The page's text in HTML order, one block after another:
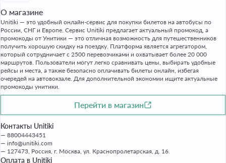
О магазине
Unitiki — это удобный онлайн-сервис для покупки билетов на автобусы по
России, СНГ и Европе. Сервис Unitiki предлагает актуальный промокод, а
промокоды от Унитики — это отличная возможность для путешественников
получить хорошую скидку на поездку. Платформа является агрегатором,
который сотрудничает с 2500 перевозчиками и охватывает более 20 000
маршрутов. Пользователи могут легко сравнивать цены, выбирать удобные
рейсы и места, а также безопасно оплачивать билеты онлайн, избегая
очередей на автовокзале. Для дополнительной экономии ищите актуальные
промокоды унитики.
Перейти в магазин
Контакты Unitiki
88004443451
info@unitiki.com
127473, Россия, г. Москва, ул. Краснопролетарская, д. 16.
Оплата в Unitiki